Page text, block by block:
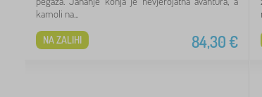
kamoli na...
84,30€
NA ZALIHI